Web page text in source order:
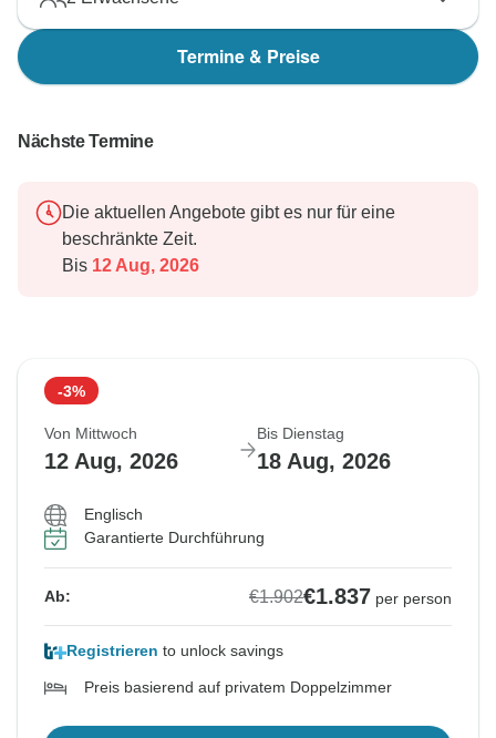
Termine & Preise
Nächste Termine
Die aktuellen Angebote gibt es nur für eine
beschränkte Zeit.
Bis 12 Aug, 2026
-3%
Von Mittwoch
12 Aug, 2026
Bis Dienstag
18 Aug, 2026
Englisch
Garantierte Durchführung
Ab: €1.902€1.837 per person
Registrieren to unlock savings
Preis basierend auf privatem Doppelzimmer